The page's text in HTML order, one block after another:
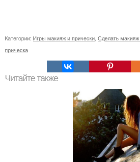
Категории: Игры макияж и прически Сделать макияж
прическа
Читайте также